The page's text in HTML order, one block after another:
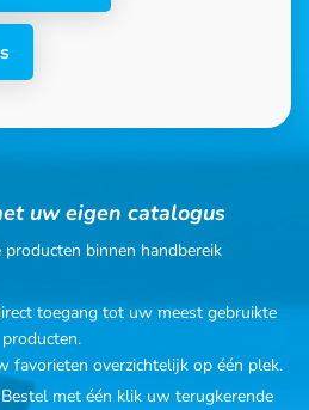
uw eigen catalogus
binnen handbereik
toegang tot uw meest gebruikte
producten.
favorieten overzichtelijk op één plek.
met één klik uw terugkerende